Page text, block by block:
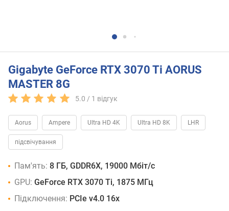
Gigabyte GeForce RTX 3070 Ti AORUS
MASTER 8G
5.0 / 1 відгук
Aorus Ampere Ultra HD 4K Ultra HD 8K LHR
підсвічування
Пам'ять: 8 ГБ, GDDR6X, 19000 Мбіт/с
GPU: GeForce RTX 3070 Ti, 1875 МГц
Підключення: PCIe v4.0 16x